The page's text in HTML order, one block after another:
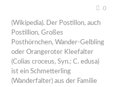
0
(Wikipedia). Der Postillon, auch
Postillion, Großes
Posthörnchen, Wander-Gelbling
oder Orangeroter Kleefalter
(Colias croceus, Syn.: C. edusa)
ist ein Schmetterling
(Wanderfalter) aus der Familie